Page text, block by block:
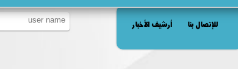
للإتصال بنا أرشيف الأخبار